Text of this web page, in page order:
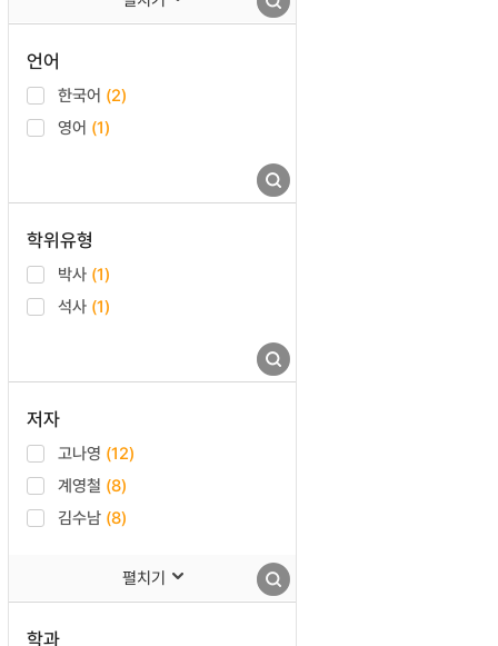
언어
한국어 (2)
영어 (1)
학위유형
박사 (1)
석사 (1)
저자
고나영 (12)
계영철 (8)
김수남 (8)
펼치기
학과